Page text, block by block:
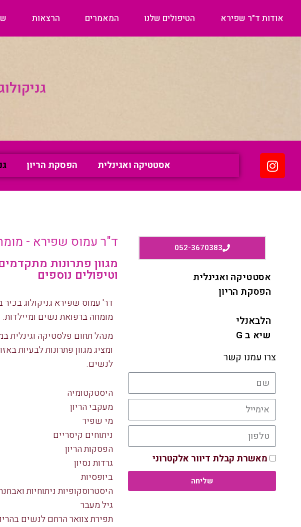
אודות ד"ר שפירא הטיפולים שלנו המאמרים הרצאות
אסטטיקה ואגינלית הפסקת הריון
052-3670383
אסטטיקה ואגינלית
הפסקת הריון
הלבאנלי
שיא ב G
צרו עמנו קשר
מאשרת קבלת דיוור אלקטרוני
שליחה
ד"ר עמוס שפירא -
מגוון פתרונות
וטיפולים נוספים
דר' עמוס שפירא גניקולוג בכיר
מומחה ברפואת נשים ומיילדות.
מנהל תחום פלסטיקה וגינלית
ומציג מגוון פתרונות לבעיות
לנשים.
היסטקטומיה
מעקבי הריון
מי שפיר
ניתוחים קיסריים
הפסקות הריון
גרדות נסיון
ביופסיות
היסטרוסקופיות ניתוחיות
גיל מעבר
תפירת צוואר הרחם לנשים